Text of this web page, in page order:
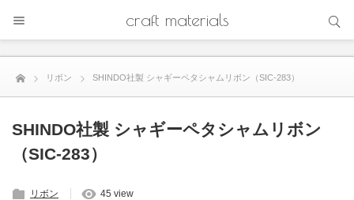
craft materials
リボン SHINDO社製 シャギーペタシャムリボン（SIC-283）
SHINDO社製 シャギーペタシャムリボン
（SIC-283）
リボン 45 view